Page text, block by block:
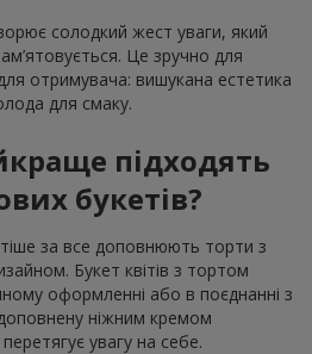
солодкий жест уваги, який
Це зручно для
отримувача: вишукана естетика
для смаку.
підходять
букетів?
за все доповнюють торти з
Букет квітів з тортом
оформленні або в поєднанні з
ніжним кремом
увагу на себе.